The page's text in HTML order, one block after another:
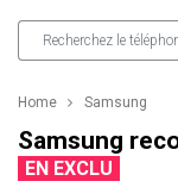
Home Samsung
Samsung
EN EXCLU